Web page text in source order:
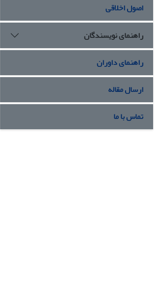
اصول اخلاقی
راهنمای نویسندگان
راهنمای داوران
ارسال مقاله
تماس با ما